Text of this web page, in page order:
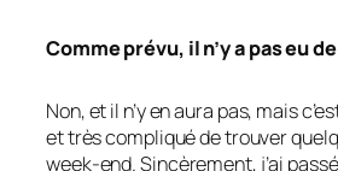
Comme prévu, il n’y a pas eu
Non, et il n’y en aura pas, mais
et très compliqué de trouver
week-end. Sincèrement, j’ai